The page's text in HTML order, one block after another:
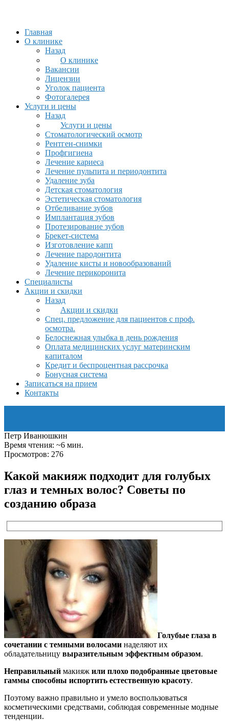
Главная
О клинике
Назад
О клинике
Вакансии
Лицензии
Уголок пациента
Фотогалерея
Услуги и цены
Назад
Услуги и цены
Стоматологический осмотр
Рентген-снимки
Профгигиена
Лечение кариеса
Лечение пульпита и периодонтита
Удаление зуба
Детская стоматология
Эстетическая стоматология
Отбеливание зубов
Имплантация зубов
Протезирование зубов
Брекет-система
Изготовление капп
Лечение пародонтита
Удаление кисты и новообразований
Лечение перикоронита
Специалисты
Акции и скидки
Назад
Акции и скидки
Спец. предложение для пациентов с проф.
осмотра.
Белоснежная улыбка в день рождения
Оплата медицинских услуг материнским
капиталом
Кредит и беспроцентная рассрочка
Бонусная система
Записаться на прием
Контакты
Петр Иванюшкин
Время чтения: ~6 мин.
Просмотров: 276
Какой макияж подходит для голубых
глаз и темных волос? Советы по
созданию образа
Голубые глаза в
сочетании с темными волосами наделяют их
обладательницу выразительным эффектным образом.
Неправильный макияж или плохо подобранные цветовые
гаммы способны испортить естественную красоту.
Поэтому важно правильно и умело воспользоваться
косметическими средствами, соблюдая современные модные
тенденции.